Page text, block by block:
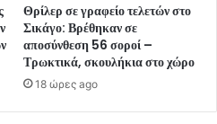
Θρίλερ σε γραφείο τελετών στο
Σικάγο: Βρέθηκαν σε
αποσύνθεση 56 σοροί –
Τρωκτικά, σκουλήκια στο χώρο
18 ώρες ago